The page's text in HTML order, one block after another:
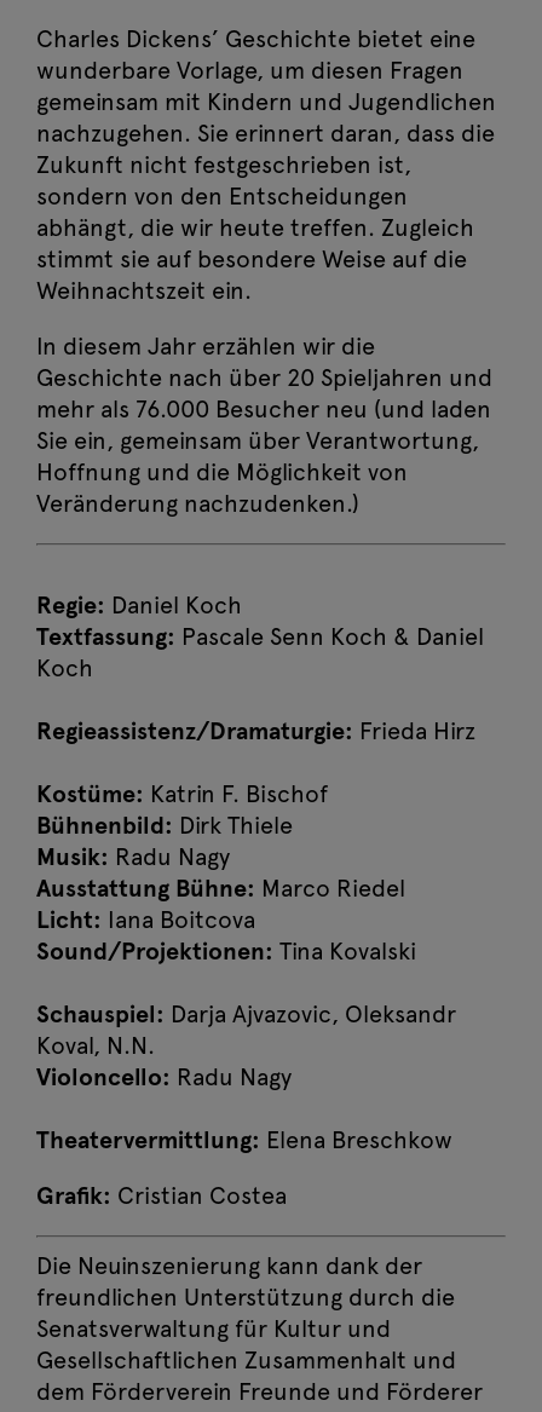
2026 11:15
Ein Weihnachtslied
Di, 8. Dezember
2026 09:00
Jetzt buchen
Ein Weihnachtslied
Di, 8. Dezember
2026 11:15
Jetzt buchen
Ein Weihnachtslied
Mi, 9. Dezember
2026 09:00
Jetzt buchen
Ein Weihnachtslied
Mi, 9. Dezember
2026 11:15
Do, 10. Dezember
2026 09:00
Do, 10. Dezember
Jetzt buchen
Ein Weihnachtslied
Fr, 11. Dezember
2026 09:00
Ein Weihnachtslied
Fr, 11. Dezember
2026 11:15
Ein Weihnachtslied
So, 13. Dezember
Mo, 14. Dezember
2026 09:00
Ein Weihnachtslied
Mo, 14. Dezember
2026 11:15
Jetzt buchen
Charles Dickens’ Geschichte bietet eine
wunderbare Vorlage, um diesen Fragen
gemeinsam mit Kindern und Jugendlichen
nachzugehen. Sie erinnert daran, dass die
Zukunft nicht festgeschrieben ist,
sondern von den Entscheidungen
abhängt, die wir heute treffen. Zugleich
stimmt sie auf besondere Weise auf die
Weihnachtszeit ein.
In diesem Jahr erzählen wir die
Geschichte nach über 20 Spieljahren und
mehr als 76.000 Besucher neu (und laden
Sie ein, gemeinsam über Verantwortung,
Hoffnung und die Möglichkeit von
Veränderung nachzudenken.)
Regie: Daniel Koch
Textfassung: Pascale Senn Koch & Daniel
Koch
Regieassistenz/Dramaturgie: Frieda Hirz
Kostüme: Katrin F. Bischof
Bühnenbild: Dirk Thiele
Musik: Radu Nagy
Ausstattung Bühne: Marco Riedel
Licht: Iana Boitcova
Sound/Projektionen: Tina Kovalski
Schauspiel: Darja Ajvazovic, Oleksandr
Koval, N.N.
Violoncello: Radu Nagy
Theatervermittlung: Elena Breschkow
Grafik: Cristian Costea
Die Neuinszenierung kann dank der
freundlichen Unterstützung durch die
Senatsverwaltung für Kultur und
Gesellschaftlichen Zusammenhalt und
dem Förderverein Freunde und Förderer